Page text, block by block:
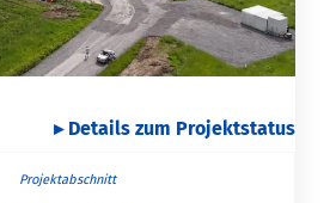
Details zum Projektstatus